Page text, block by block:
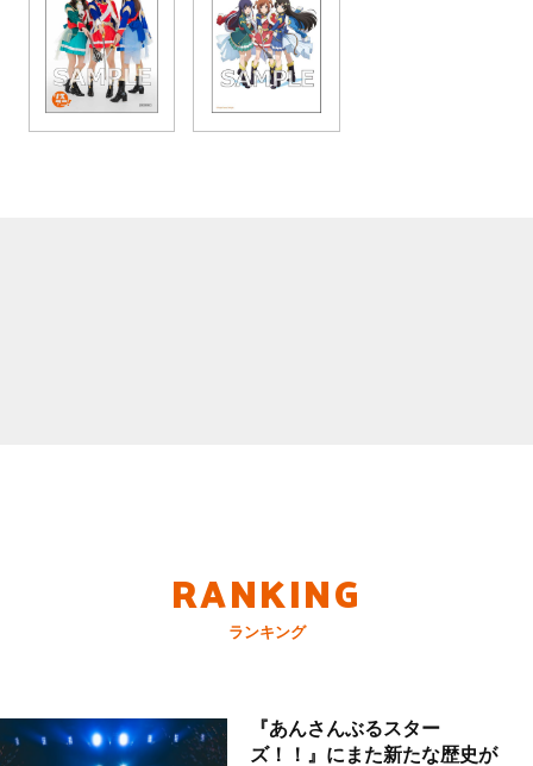
RANKING
ランキング
『あんさんぶるスター
ズ！！』にまた新たな歴史が